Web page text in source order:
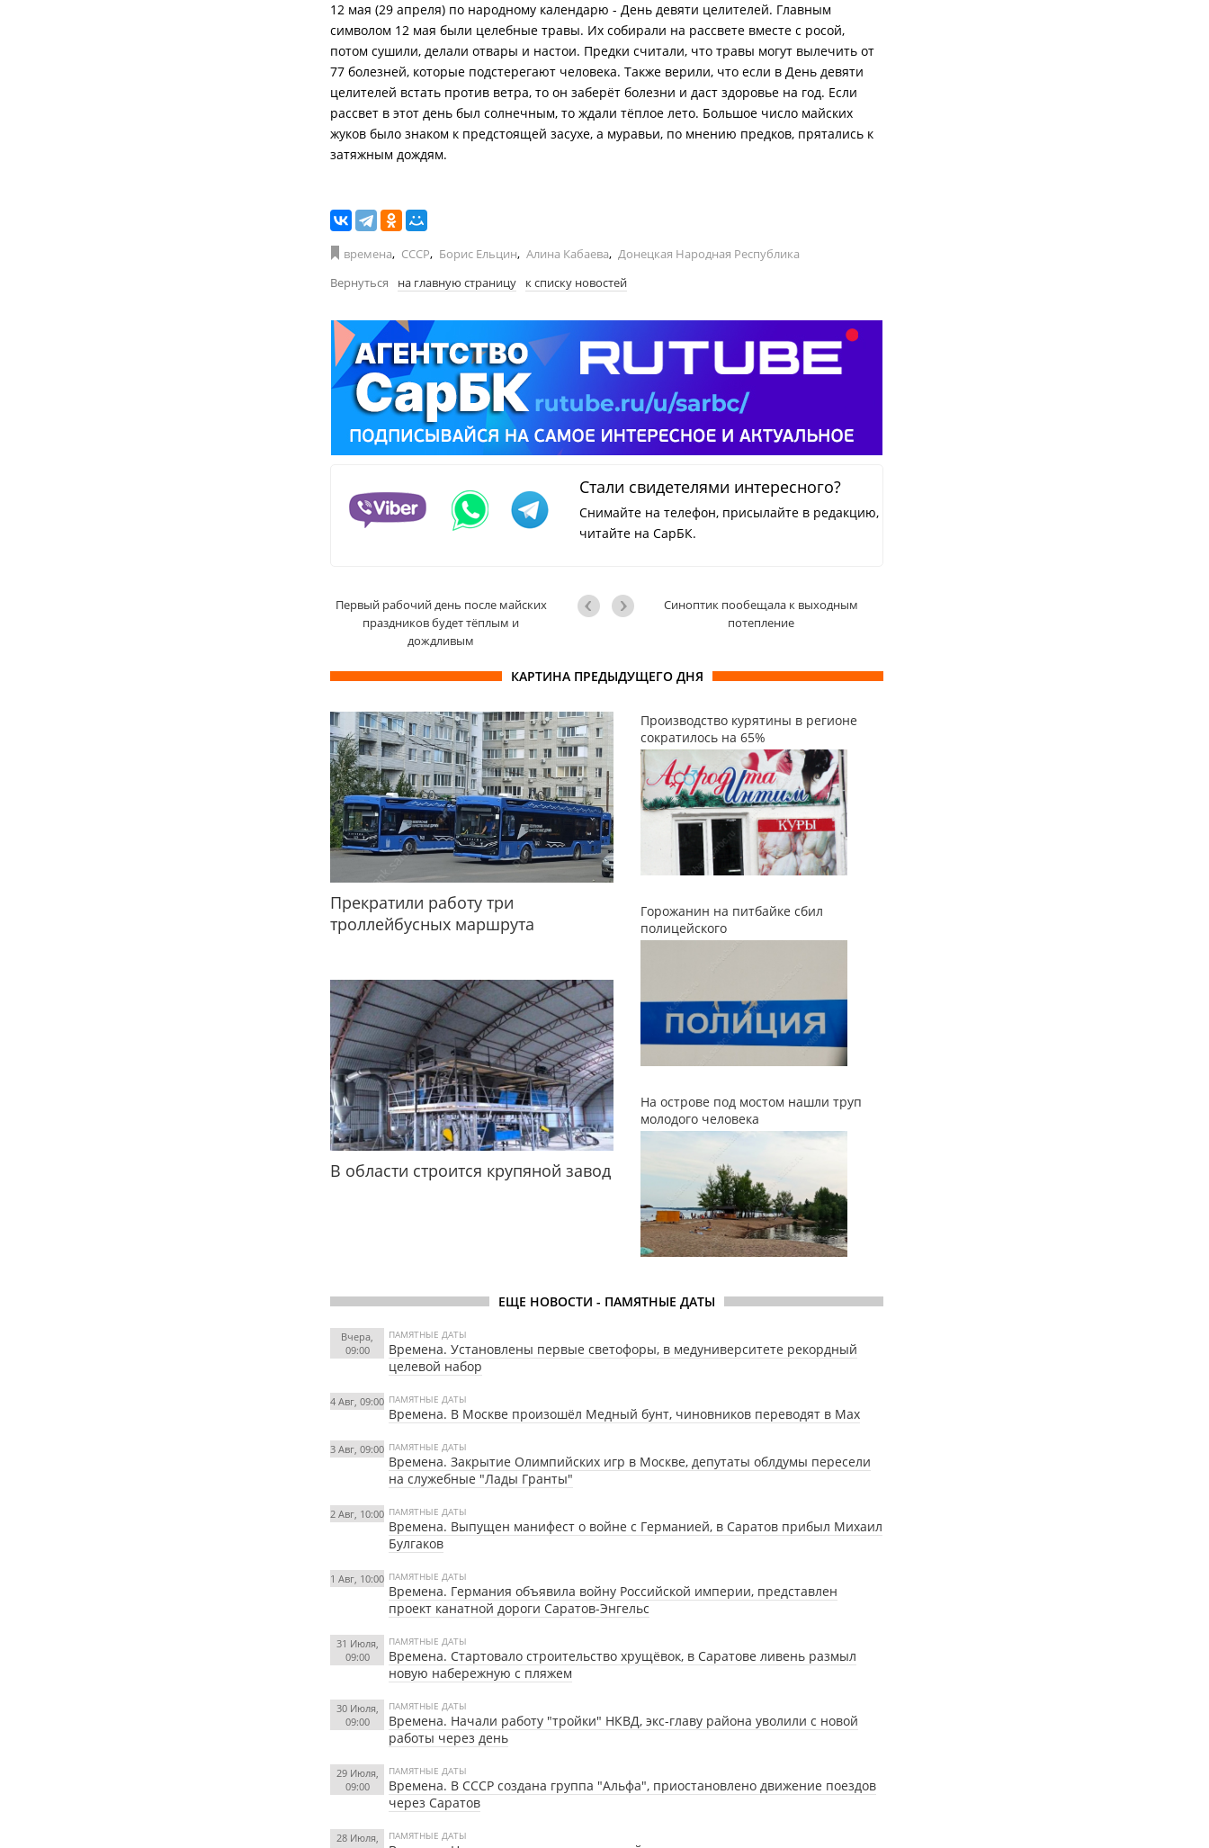
12 мая (29 апреля) по народному календарю - День девяти целителей. Главным
символом 12 мая были целебные травы. Их собирали на рассвете вместе с росой,
потом сушили, делали отвары и настои. Предки считали, что травы могут вылечить от
77 болезней, которые подстерегают человека. Также верили, что если в День девяти
целителей встать против ветра, то он заберёт болезни и даст здоровье на год. Если
рассвет в этот день был солнечным, то ждали тёплое лето. Большое число майских
жуков было знаком к предстоящей засухе, а муравьи, по мнению предков, прятались к
затяжным дождям.
времена, СССР, Борис Ельцин, Алина Кабаева, Донецкая Народная Республика
Вернуться
на главную страницу к списку новостей
Стали свидетелями интересного?
Снимайте на телефон, присылайте в редакцию,
читайте на СарБК.
Первый рабочий день после майских
праздников будет тёплым и
дождливым
Синоптик пообещала к выходным
потепление
КАРТИНА ПРЕДЫДУЩЕГО ДНЯ
Прекратили работу три
троллейбусных маршрута
В области строится крупяной завод
Производство курятины в регионе
сократилось на 65%
Горожанин на питбайке сбил
полицейского
На острове под мостом нашли труп
молодого человека
ЕЩЕ НОВОСТИ - ПАМЯТНЫЕ ДАТЫ
Вчера,
09:00
ПАМЯТНЫЕ ДАТЫ
Времена. Установлены первые светофоры, в медуниверситете рекордный
целевой набор
4 Авг, 09:00 ПАМЯТНЫЕ ДАТЫ
Времена. В Москве произошёл Медный бунт, чиновников переводят в Мах
3 Авг, 09:00 ПАМЯТНЫЕ ДАТЫ
Времена. Закрытие Олимпийских игр в Москве, депутаты облдумы пересели
на служебные "Лады Гранты"
2 Авг, 10:00 ПАМЯТНЫЕ ДАТЫ
Времена. Выпущен манифест о войне с Германией, в Саратов прибыл Михаил
Булгаков
1 Авг, 10:00 ПАМЯТНЫЕ ДАТЫ
Времена. Германия объявила войну Российской империи, представлен
проект канатной дороги Саратов-Энгельс
31 Июля,
09:00
ПАМЯТНЫЕ ДАТЫ
Времена. Стартовало строительство хрущёвок, в Саратове ливень размыл
новую набережную с пляжем
30 Июля,
09:00
ПАМЯТНЫЕ ДАТЫ
Времена. Начали работу "тройки" НКВД, экс-главу района уволили с новой
работы через день
29 Июля,
09:00
ПАМЯТНЫЕ ДАТЫ
Времена. В СССР создана группа "Альфа", приостановлено движение поездов
через Саратов
28 Июля,
ПАМЯТНЫЕ ДАТЫ